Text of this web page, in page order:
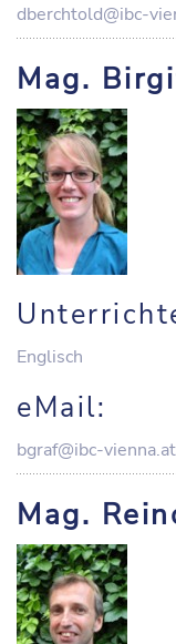
dberchtold@ibc-
Mag.
Englisch
eMail:
bgraf@ibc-vienna.at
Mag.